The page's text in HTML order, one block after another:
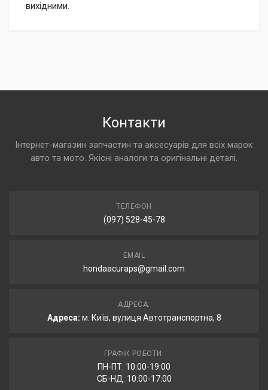
вихідними.
Контакти
Інтернет-магазин запчастин та аксесуарів для всіх марок
авто та мото. Якісні аналоги та оригінальні деталі.
ТЕЛЕФОН
(097) 528-45-78
EMAIL
hondaacuraps@gmail.com
АДРЕСА:
Адреса: м. Київ, вулиця Автотранспортна, 8
ГРАФІК РОБОТИ:
ПН-ПТ: 10:00-19:00
СБ-НД: 10:00-17:00